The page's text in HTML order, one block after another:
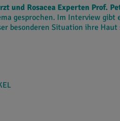
und Rosacea Experten Prof.
gesprochen. Im Interview gibt
besonderen Situation ihre